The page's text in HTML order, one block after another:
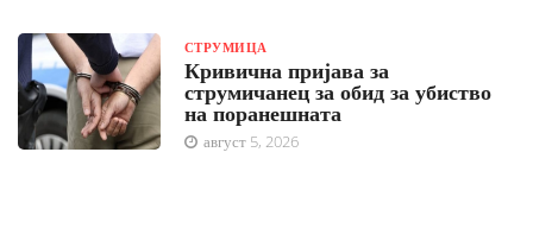
СТРУМИЦА
Кривична пријава за
струмичанец за обид за убиство
на поранешната
август 5, 2026